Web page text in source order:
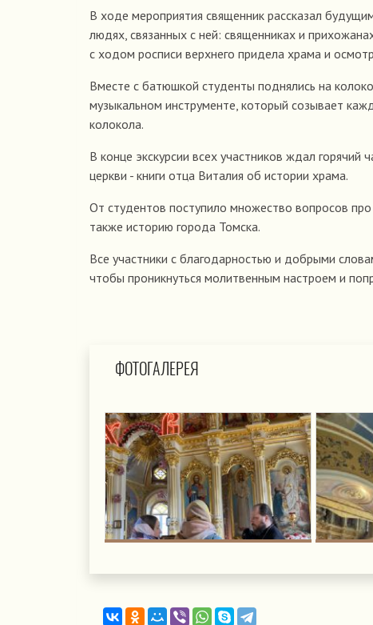
В ходе мероприятия священник рассказал
людях, связанных с ней: священниках и
с ходом росписи верхнего придела храма и
Вместе с батюшкой студенты поднялись на
музыкальном инструменте, который созывает
колокола.
В конце экскурсии всех участников ждал
церкви - книги отца Виталия об истории храма.
От студентов поступило множество вопросов
также историю города Томска.
Все участники с благодарностью и добрыми
чтобы проникнуться молитвенным настроем и
ФОТОГАЛЕРЕЯ